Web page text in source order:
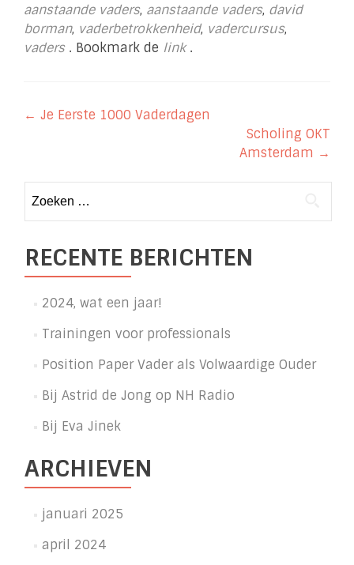
aanstaande vaders, aanstaande vaders, david
borman, vaderbetrokkenheid, vadercursus,
vaders. Bookmark de link .
Berichtnavigatie
← Je Eerste 1000 Vaderdagen
Scholing OKT
Amsterdam →
naar:
RECENTE BERICHTEN
2024, wat een jaar!
Trainingen voor professionals
Position Paper Vader als Volwaardige Ouder
Bij Astrid de Jong op NH Radio
Bij Eva Jinek
ARCHIEVEN
januari 2025
april 2024